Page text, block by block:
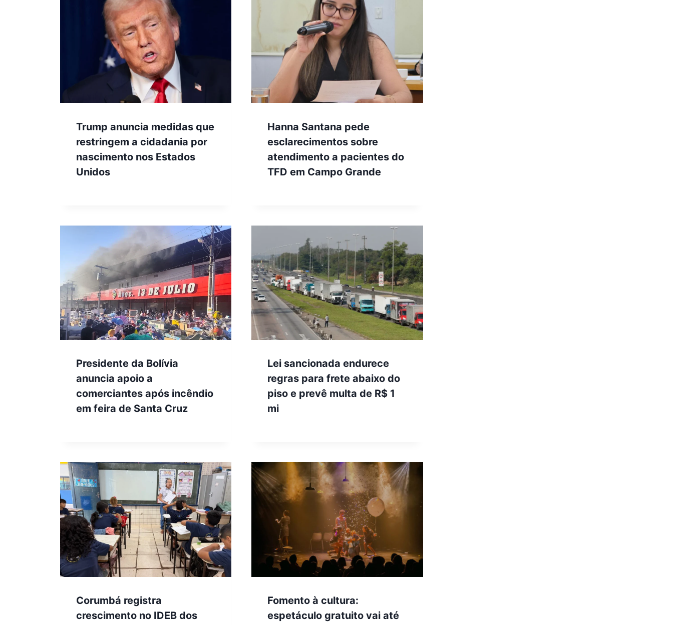
Trump anuncia medidas que
restringem a cidadania por
nascimento nos Estados
Unidos
Hanna Santana pede
esclarecimentos sobre
atendimento a pacientes do
TFD em Campo Grande
Presidente da Bolívia
anuncia apoio a
comerciantes após incêndio
em feira de Santa Cruz
Lei sancionada endurece
regras para frete abaixo do
piso e prevê multa de R$ 1
mi
Corumbá registra
crescimento no IDEB dos
Fomento à cultura:
espetáculo gratuito vai até